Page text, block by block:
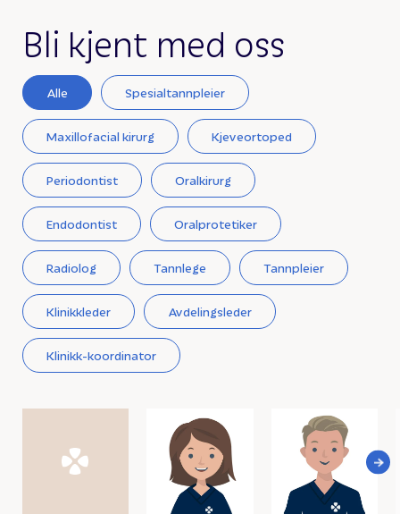
Bli kjent med oss
Alle Spesialtannpleier
Maxillofacial kirurg Kjeveortoped
Periodontist Oralkirurg
Endodontist Oralprotetiker
Radiolog Tannlege Tannpleier
Klinikkleder Avdelingsleder
Klinikk-koordinator